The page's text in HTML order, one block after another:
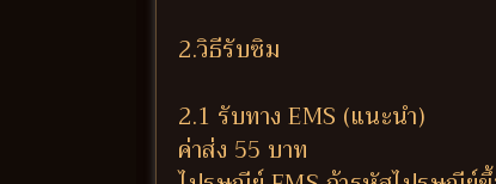
2.วิธีรับซิม
2.1 รับทาง EMS (แนะนำ)
ค่าส่ง 55 บาท